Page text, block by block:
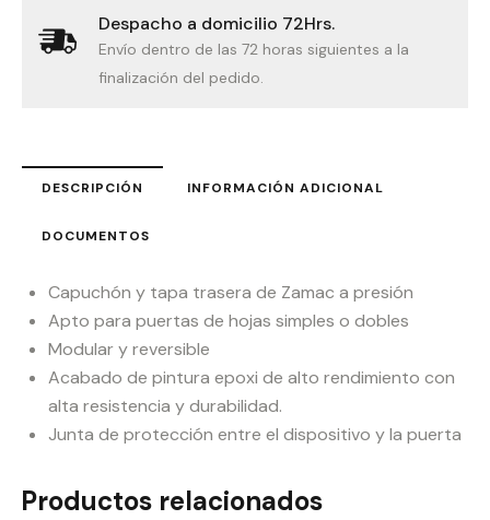
Despacho a domicilio 72Hrs.
Envío dentro de las 72 horas siguientes a la
finalización del pedido.
DESCRIPCIÓN INFORMACIÓN ADICIONAL
DOCUMENTOS
Capuchón y tapa trasera de Zamac a presión
Apto para puertas de hojas simples o dobles
Modular y reversible
Acabado de pintura epoxi de alto rendimiento con
alta resistencia y durabilidad.
Junta de protección entre el dispositivo y la puerta
Productos relacionados